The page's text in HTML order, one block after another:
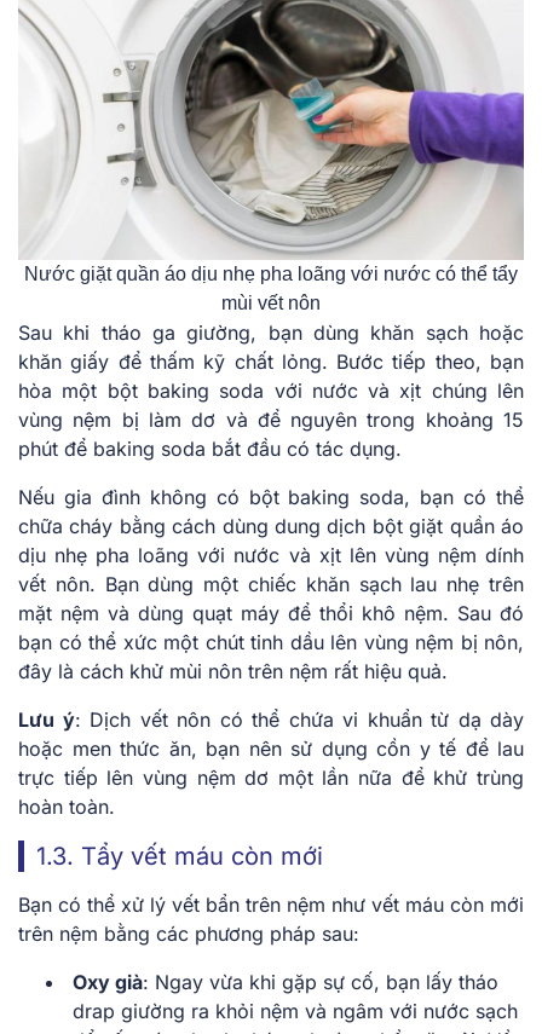
Nước giặt quần áo dịu nhẹ pha loãng với nước có thể tẩy
mùi vết nôn
Sau khi tháo ga giường, bạn dùng khăn sạch hoặc
khăn giấy để thấm kỹ chất lỏng. Bước tiếp theo, bạn
hòa một bột baking soda với nước và xịt chúng lên
vùng nệm bị làm dơ và để nguyên trong khoảng 15
phút để baking soda bắt đầu có tác dụng.
Nếu gia đình không có bột baking soda, bạn có thể
chữa cháy bằng cách dùng dung dịch bột giặt quần áo
dịu nhẹ pha loãng với nước và xịt lên vùng nệm dính
vết nôn. Bạn dùng một chiếc khăn sạch lau nhẹ trên
mặt nệm và dùng quạt máy để thổi khô nệm. Sau đó
bạn có thể xức một chút tinh dầu lên vùng nệm bị nôn,
đây là cách khử mùi nôn trên nệm rất hiệu quả.
Lưu ý: Dịch vết nôn có thể chứa vi khuẩn từ dạ dày
hoặc men thức ăn, bạn nên sử dụng cồn y tế để lau
trực tiếp lên vùng nệm dơ một lần nữa để khử trùng
hoàn toàn.
1.3. Tẩy vết máu còn mới
Bạn có thể xử lý vết bẩn trên nệm như vết máu còn mới
trên nệm bằng các phương pháp sau:
Oxy già: Ngay vừa khi gặp sự cố, bạn lấy tháo
drap giường ra khỏi nệm và ngâm với nước sạch